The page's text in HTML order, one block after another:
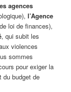
agences
l’Agence
loi de finances),
, qui subit les
violences
sommes
pour exiger la
du budget de